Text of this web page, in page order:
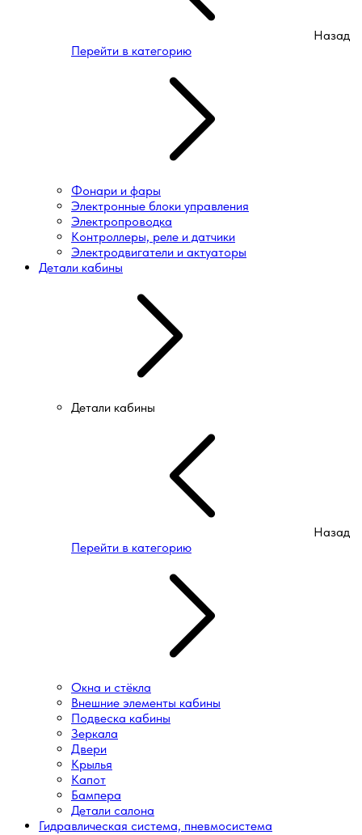
Назад
Перейти в категорию
Фонари и фары
Электронные блоки управления
Электропроводка
Контроллеры, реле и датчики
Электродвигатели и актуаторы
Детали кабины
Детали кабины
Назад
Перейти в категорию
Окна и стёкла
Внешние элементы кабины
Подвеска кабины
Зеркала
Двери
Крылья
Капот
Бампера
Детали салона
Гидравлическая система, пневмосистема